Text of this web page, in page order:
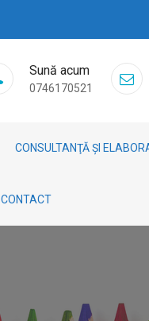
Sună acum
0746170521
CONSULTANŢĂ ȘI
CONTACT